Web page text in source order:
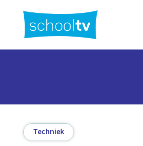
hoofdinhoud
Techniek